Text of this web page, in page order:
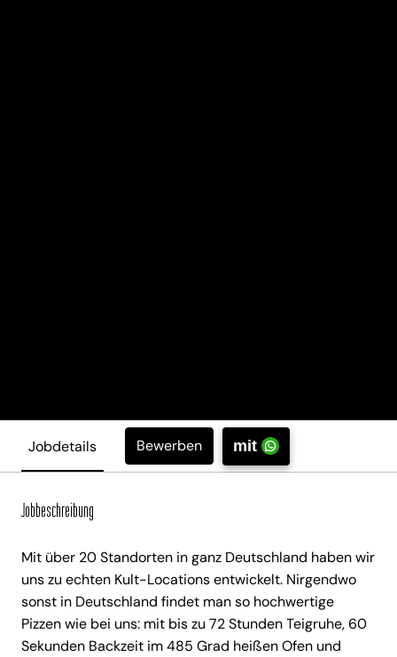
Jobdetails Bewerben mit
Jobbeschreibung
Mit über 20 Standorten in ganz Deutschland haben wir
uns zu echten Kult-Locations entwickelt. Nirgendwo
sonst in Deutschland findet man so hochwertige
Pizzen wie bei uns: mit bis zu 72 Stunden Teigruhe, 60
Sekunden Backzeit im 485 Grad heißen Ofen und